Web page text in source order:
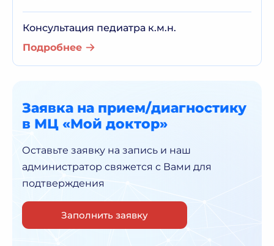
Консультация педиатра к.м.н.
Подробнее
Заявка на прием/диагностику
в МЦ «Мой доктор»
Оставьте заявку на запись и наш
администратор свяжется с Вами для
подтверждения
Заполнить заявку